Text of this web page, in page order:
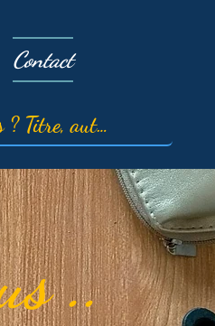
Contact
..